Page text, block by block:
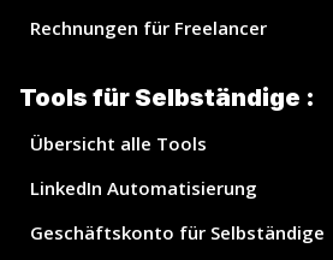
Rechnungen für Freelancer
Tools für Selbständige :
Übersicht alle Tools
LinkedIn Automatisierung
Geschäftskonto für Selbständige